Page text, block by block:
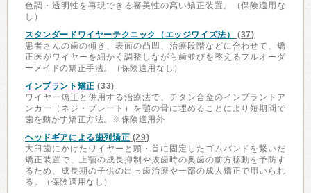
色調・透明性を再現できる審美性の高い矯正装置。（保険適用な
し）
スタンダードワイヤーテクニック（エッジワイズ法）
(37)
患者さんの歯の傾き、表面の凸凹、治療段階などに合わせて、矯
正医がワイヤーを細かく調整しながら歯並びを整えるフルオーダ
ーメイドの矯正手法。（保険適用なし）
インプラント矯正 (33)
ワイヤー矯正と併用する治療法で、チタン合金のインプラントア
ンカー（ネジ・プレート）を顎の骨に埋めることにより短期間で
歯を動かす矯正方法。※保険適用外
ヘッドギアによる歯列矯正 (29)
大臼歯にかけたワイヤーと頭・首に固定したゴムバンドを繋いだ
矯正装置で、上顎の成長抑制や抜歯時の奥歯の前方移動を予防す
るため、成長期の子供の出っ歯治療や一部の成人矯正で用いられ
る。（保険適用なし）